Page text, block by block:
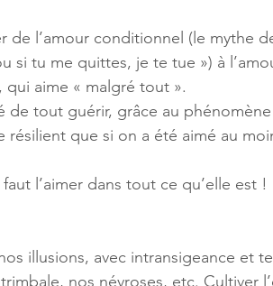
de l’amour conditionnel (le mythe
si tu me quittes, je te tue ») à
qui aime « malgré tout ».
de tout guérir, grâce au
que si on a été aimé au
l’aimer dans tout ce qu’elle est !
illusions, avec intransigeance et
nos névroses, etc. Cultiver